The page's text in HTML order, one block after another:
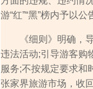
游“红”“黑”榜内予以公
《细则》明确，导
违法活动;引导游客购
服务;不按规定要求和
张家界旅游市场，收